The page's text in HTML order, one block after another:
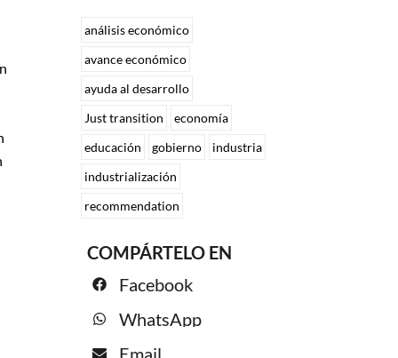
análisis económico
avance económico
ayuda al desarrollo
Just transition
economía
educación
gobierno
industria
industrialización
recommendation
COMPÁRTELO EN
Facebook
WhatsApp